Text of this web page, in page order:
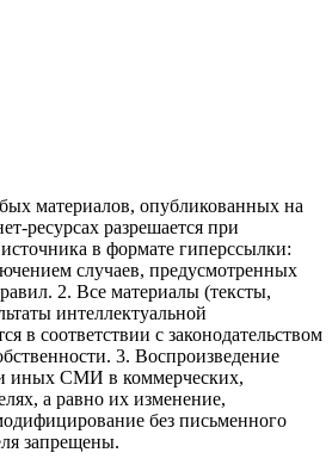
материалов, опубликованных на
ресурсах разрешается при
в формате гиперссылки:
случаев, предусмотренных
2. Все материалы (тексты,
интеллектуальной
в соответствии с законодательством
3. Воспроизведение
иных СМИ в коммерческих,
а равно их изменение,
без письменного
запрещены.